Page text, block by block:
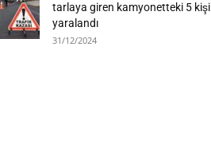
tarlaya giren kamyonetteki 5 kişi
yaralandı
31/12/2024